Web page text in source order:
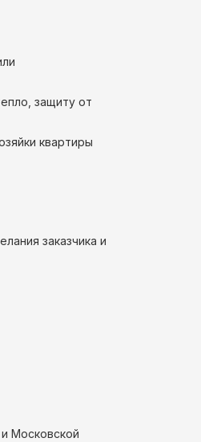
защиту от
квартиры
заказчика и
Московской